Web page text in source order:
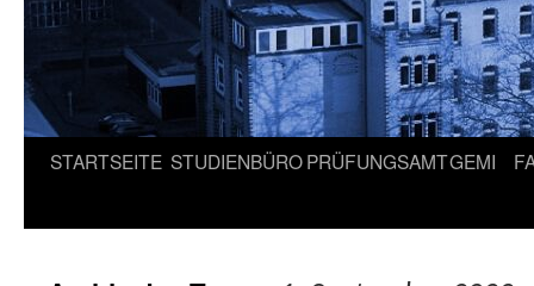
STARTSEITE STUDIENBÜROPRÜFUNGSAMTGEMI